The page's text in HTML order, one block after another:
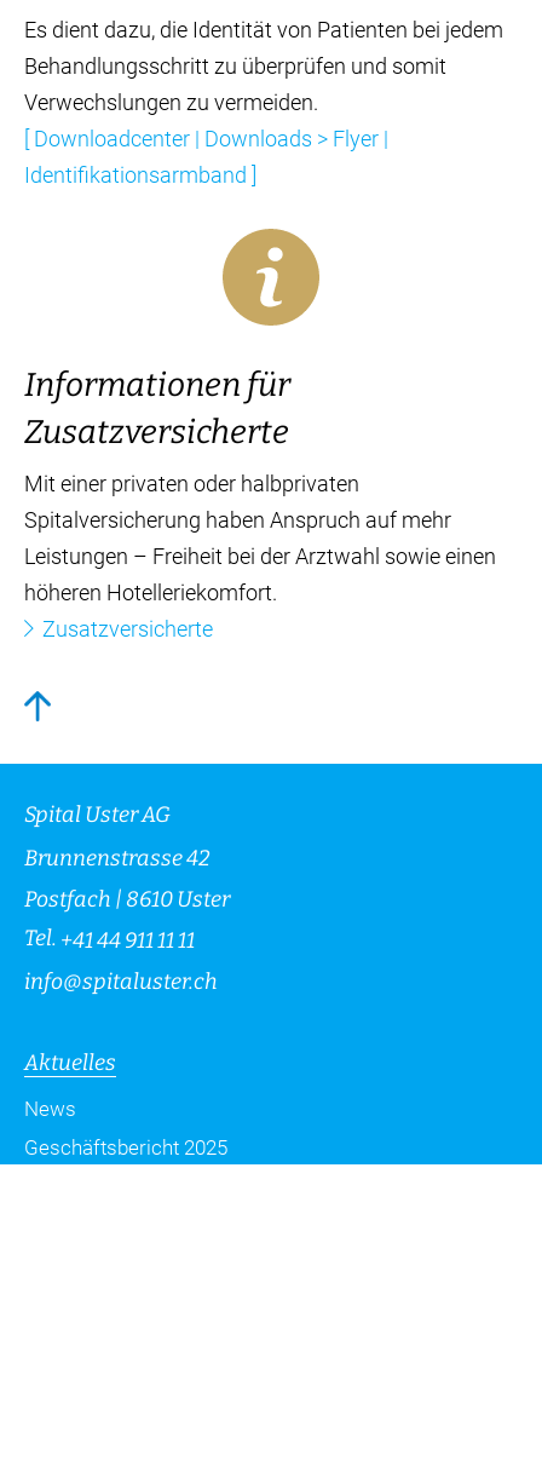
Es dient dazu, die Identität von Patienten bei jedem
Behandlungsschritt zu überprüfen und somit
Verwechslungen zu vermeiden.
[ Downloadcenter | Downloads > Flyer |
Identifikationsarmband ]
Informationen für
Zusatzversicherte
Mit einer privaten oder halbprivaten
Spitalversicherung haben Anspruch auf mehr
Leistungen – Freiheit bei der Arztwahl sowie einen
höheren Hotelleriekomfort.
Zusatzversicherte
Spital Uster AG
Brunnenstrasse 42
Postfach | 8610 Uster
Tel. +41 44 911 11 11
info@spitaluster.ch
Aktuelles
News
Geschäftsbericht 2025